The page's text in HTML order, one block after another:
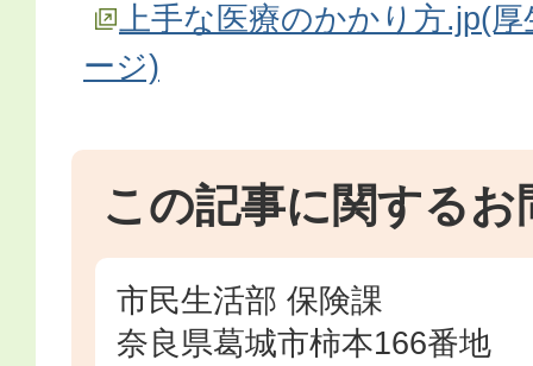
上手な医療のかかり方.jp(
ージ)
この記事に関するお
市民生活部 保険課
奈良県葛城市柿本166番地